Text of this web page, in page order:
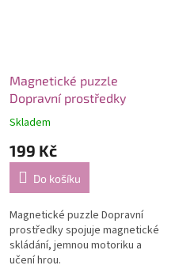
Magnetické puzzle
Dopravní prostředky
Skladem
199 Kč
Do košíku
Magnetické puzzle Dopravní
prostředky spojuje magnetické
skládání, jemnou motoriku a
učení hrou.